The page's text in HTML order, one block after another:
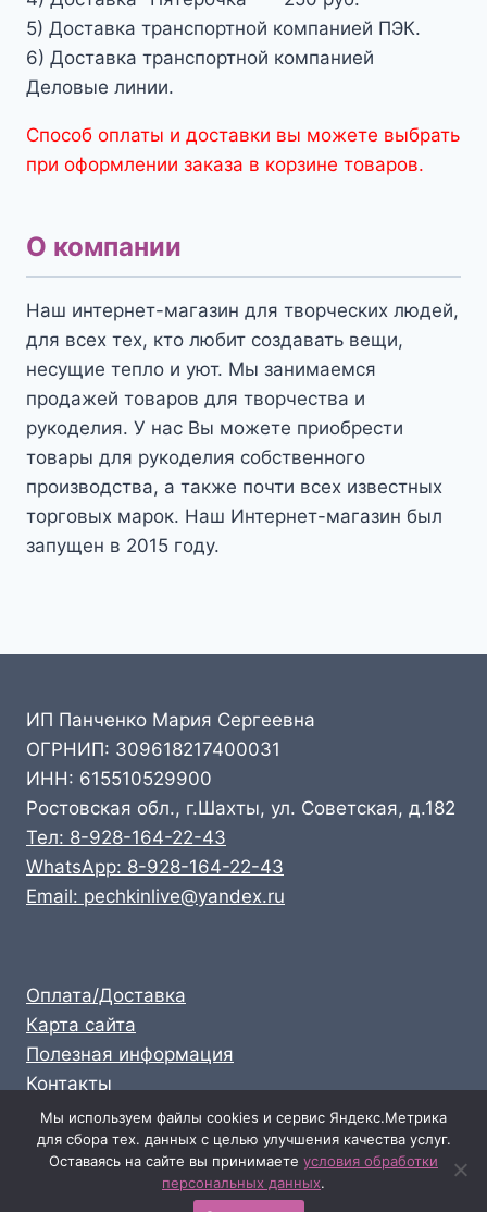
5) Доставка транспортной компанией ПЭК.
6) Доставка транспортной компанией
Деловые линии.
Способ оплаты и доставки вы можете выбрать
при оформлении заказа в корзине товаров.
О компании
Наш интернет-магазин для творческих людей,
для всех тех, кто любит создавать вещи,
несущие тепло и уют. Мы занимаемся
продажей товаров для творчества и
рукоделия. У нас Вы можете приобрести
товары для рукоделия собственного
производства, а также почти всех известных
торговых марок. Наш Интернет-магазин был
запущен в 2015 году.
ИП Панченко Мария Сергеевна
ОГРНИП: 309618217400031
ИНН: 615510529900
Ростовская обл., г.Шахты, ул. Советская, д.182
Тел: 8-928-164-22-43
WhatsApp: 8-928-164-22-43
Email: pechkinlive@yandex.ru
Оплата/Доставка
Карта сайта
Полезная информация
Контакты
Личный кабинет
Опт: 8-928-164-22-43
Розница: 8-989-711-58-47
Мы используем файлы cookies и сервис Яндекс.Метрика
для сбора тех. данных с целью улучшения качества услуг.
Оставаясь на сайте вы принимаете условия обработки
персональных данных.